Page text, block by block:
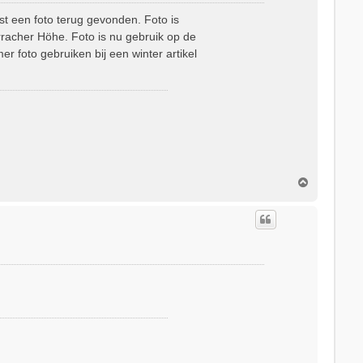
een foto terug gevonden. Foto is
Höhe. Foto is nu gebruik op de
foto gebruiken bij een winter artikel